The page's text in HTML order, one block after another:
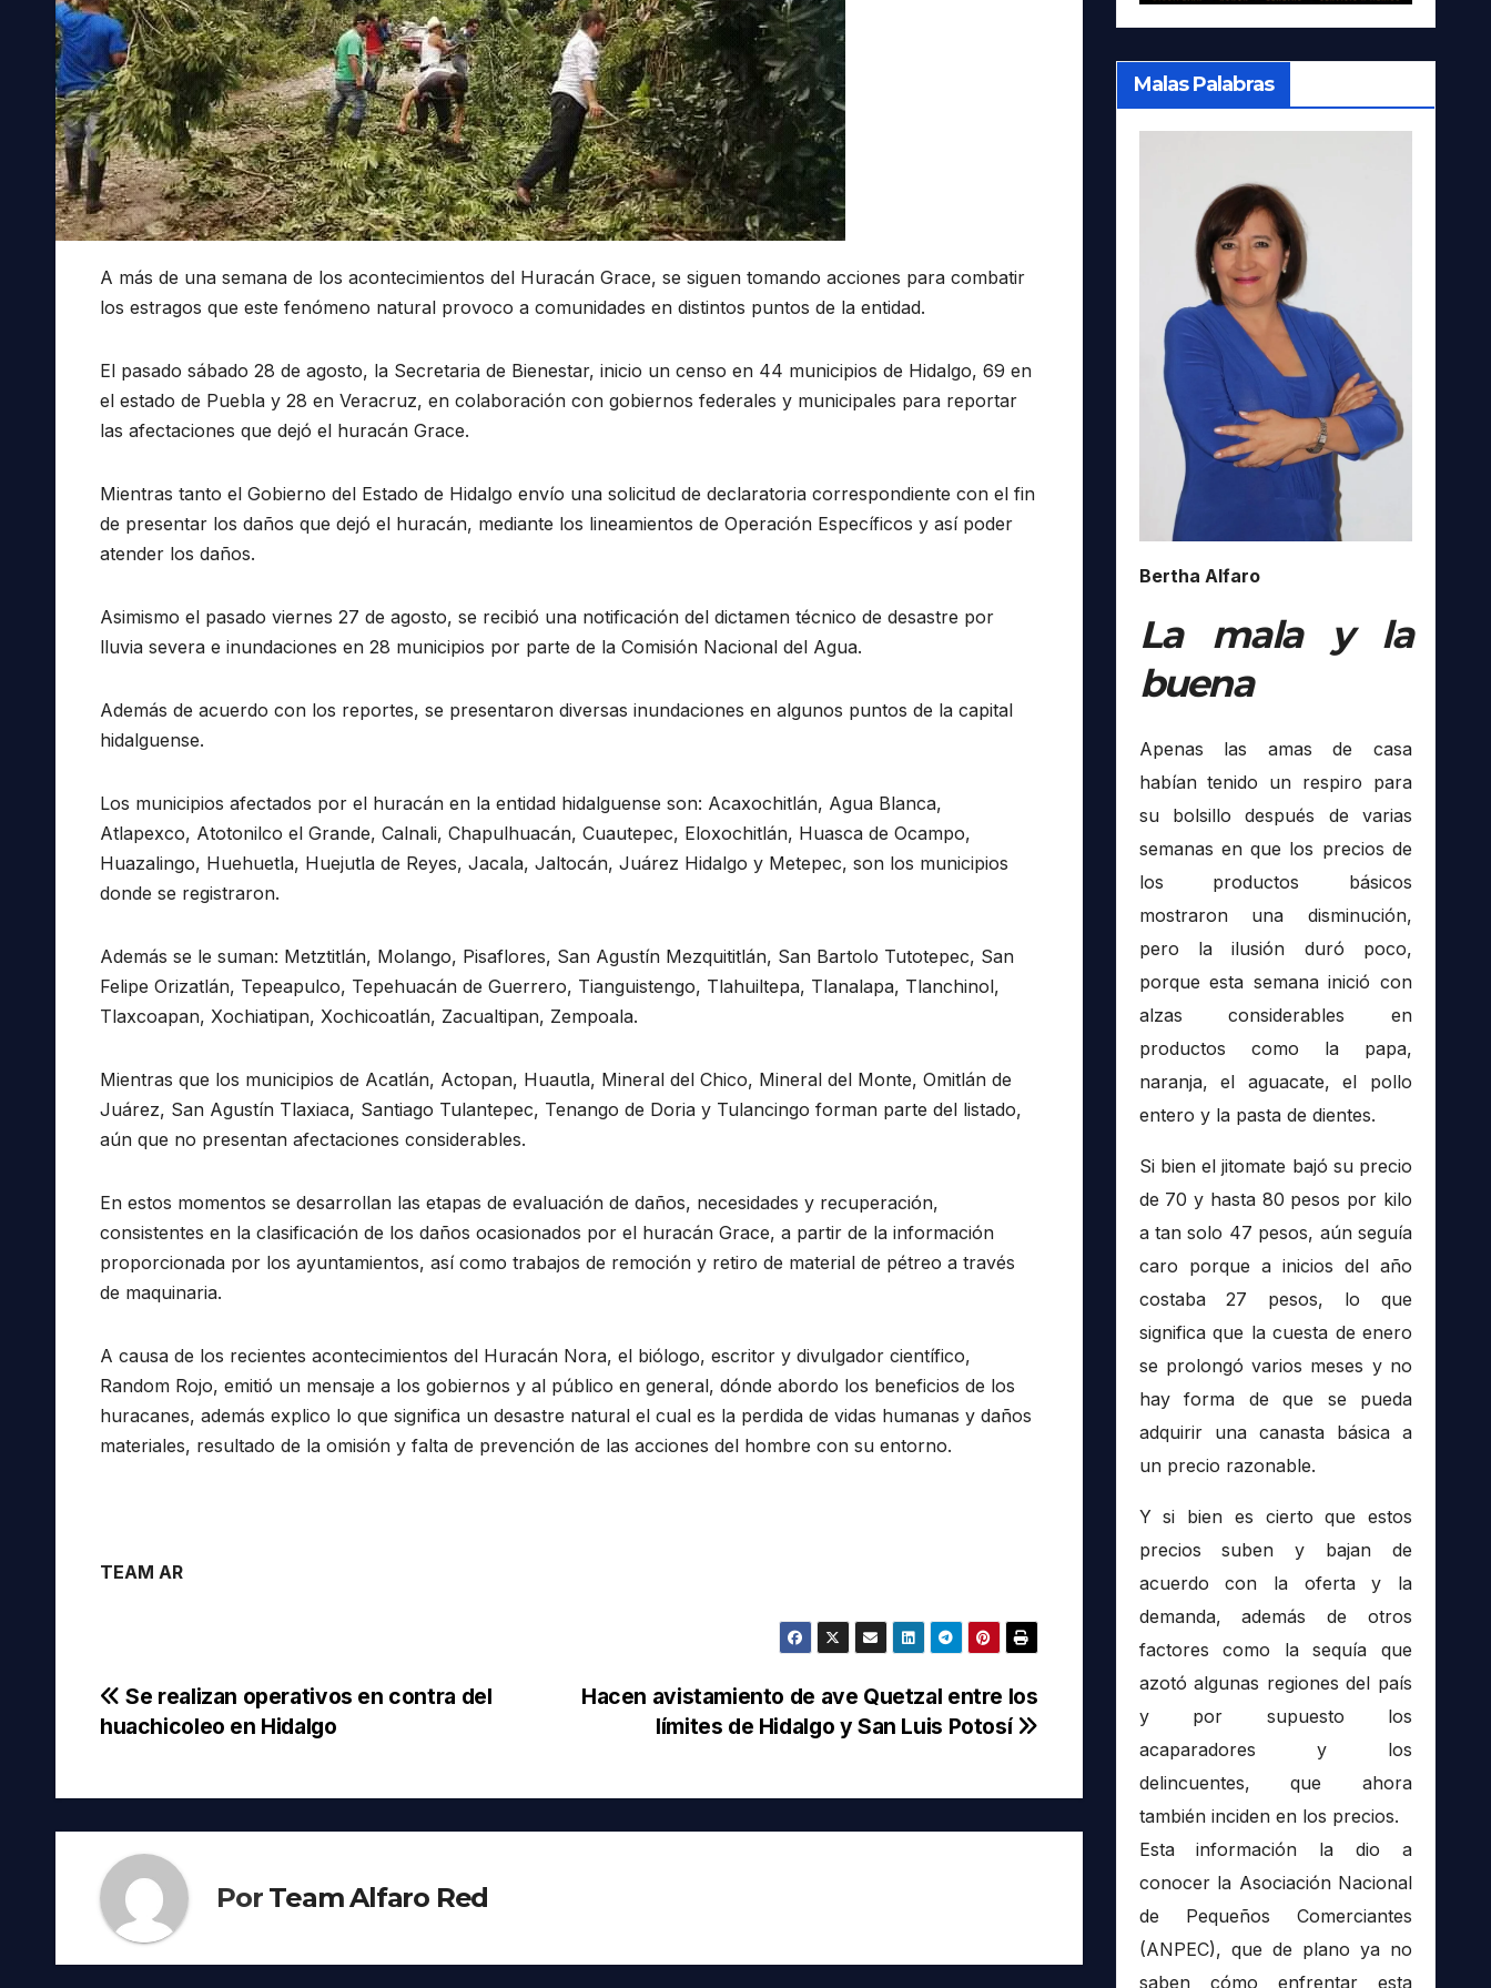
A más de una semana de los acontecimientos del Huracán Grace, se siguen tomando acciones para combatir
los estragos que este fenómeno natural provoco a comunidades en distintos puntos de la entidad.
El pasado sábado 28 de agosto, la Secretaria de Bienestar, inicio un censo en 44 municipios de Hidalgo, 69 en
el estado de Puebla y 28 en Veracruz, en colaboración con gobiernos federales y municipales para reportar
las afectaciones que dejó el huracán Grace.
Mientras tanto el Gobierno del Estado de Hidalgo envío una solicitud de declaratoria correspondiente con el fin
de presentar los daños que dejó el huracán, mediante los lineamientos de Operación Específicos y así poder
atender los daños.
Asimismo el pasado viernes 27 de agosto, se recibió una notificación del dictamen técnico de desastre por
lluvia severa e inundaciones en 28 municipios por parte de la Comisión Nacional del Agua.
Además de acuerdo con los reportes, se presentaron diversas inundaciones en algunos puntos de la capital
hidalguense.
Los municipios afectados por el huracán en la entidad hidalguense son: Acaxochitlán, Agua Blanca,
Atlapexco, Atotonilco el Grande, Calnali, Chapulhuacán, Cuautepec, Eloxochitlán, Huasca de Ocampo,
Huazalingo, Huehuetla, Huejutla de Reyes, Jacala, Jaltocán, Juárez Hidalgo y Metepec, son los municipios
donde se registraron.
Además se le suman: Metztitlán, Molango, Pisaflores, San Agustín Mezquititlán, San Bartolo Tutotepec, San
Felipe Orizatlán, Tepeapulco, Tepehuacán de Guerrero, Tianguistengo, Tlahuiltepa, Tlanalapa, Tlanchinol,
Tlaxcoapan, Xochiatipan, Xochicoatlán, Zacualtipan, Zempoala.
Mientras que los municipios de Acatlán, Actopan, Huautla, Mineral del Chico, Mineral del Monte, Omitlán de
Juárez, San Agustín Tlaxiaca, Santiago Tulantepec, Tenango de Doria y Tulancingo forman parte del listado,
aún que no presentan afectaciones considerables.
En estos momentos se desarrollan las etapas de evaluación de daños, necesidades y recuperación,
consistentes en la clasificación de los daños ocasionados por el huracán Grace, a partir de la información
proporcionada por los ayuntamientos, así como trabajos de remoción y retiro de material de pétreo a través
de maquinaria.
A causa de los recientes acontecimientos del Huracán Nora, el biólogo, escritor y divulgador científico,
Random Rojo, emitió un mensaje a los gobiernos y al público en general, dónde abordo los beneficios de los
huracanes, además explico lo que significa un desastre natural el cual es la perdida de vidas humanas y daños
materiales, resultado de la omisión y falta de prevención de las acciones del hombre con su entorno.
TEAM AR
Navegación
entradas
Hacen avistamiento de ave Quetzal entre los
límites de Hidalgo y San Luis Potosí
Se realizan operativos en contra del
huachicoleo en Hidalgo
Por Team Alfaro Red
Malas Palabras
Bertha Alfaro
La mala y la
buena
Apenas las amas de casa
habían tenido un respiro para
su bolsillo después de varias
semanas en que los precios de
los productos básicos
mostraron una disminución,
pero la ilusión duró poco,
porque esta semana inició con
alzas considerables en
productos como la papa,
naranja, el aguacate, el pollo
entero y la pasta de dientes.
Si bien el jitomate bajó su precio
de 70 y hasta 80 pesos por kilo
a tan solo 47 pesos, aún seguía
caro porque a inicios del año
costaba 27 pesos, lo que
significa que la cuesta de enero
se prolongó varios meses y no
hay forma de que se pueda
adquirir una canasta básica a
un precio razonable.
Y si bien es cierto que estos
precios suben y bajan de
acuerdo con la oferta y la
demanda, además de otros
factores como la sequía que
azotó algunas regiones del país
y por supuesto los
acaparadores y los
delincuentes, que ahora
también inciden en los precios.
Esta información la dio a
conocer la Asociación Nacional
de Pequeños Comerciantes
(ANPEC), que de plano ya no
saben cómo enfrentar esta